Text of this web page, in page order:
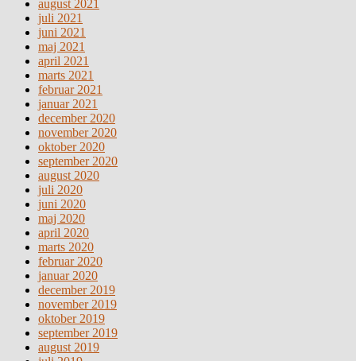
august 2021
juli 2021
juni 2021
maj 2021
april 2021
marts 2021
februar 2021
januar 2021
december 2020
november 2020
oktober 2020
september 2020
august 2020
juli 2020
juni 2020
maj 2020
april 2020
marts 2020
februar 2020
januar 2020
december 2019
november 2019
oktober 2019
september 2019
august 2019